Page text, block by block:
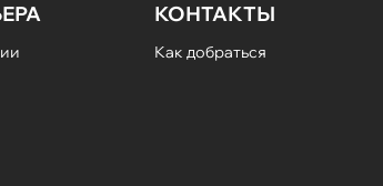
КОНТАКТЫ
Как добраться